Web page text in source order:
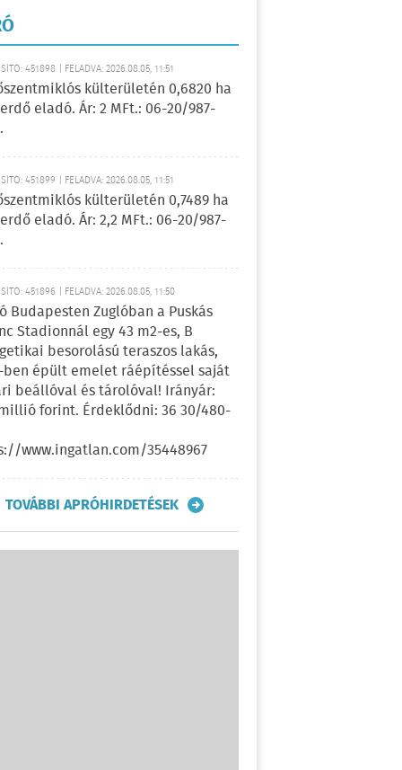
451898 | FELADVA: 2026.08.05, 11:51
külterületén 0,6820 ha
eladó. Ár: 2 MFt.: 06-20/987-
451899 | FELADVA: 2026.08.05, 11:51
külterületén 0,7489 ha
eladó. Ár: 2,2 MFt.: 06-20/987-
451896 | FELADVA: 2026.08.05, 11:50
Budapesten Zuglóban a Puskás
Stadionnál egy 43 m2-es, B
besorolású teraszos lakás,
ben épült emelet ráépítéssel saját
beállóval és tárolóval! Irányár:
forint. Érdeklődni: 36 30/480-
www.ingatlan.com/35448967
TOVÁBBI APRÓHIRDETÉSEK